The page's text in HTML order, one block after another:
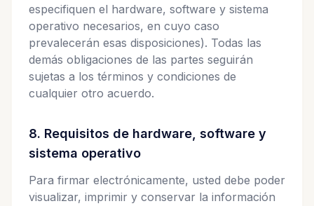
especifiquen el hardware, software y sistema
operativo necesarios, en cuyo caso
prevalecerán esas disposiciones). Todas las
demás obligaciones de las partes seguirán
sujetas a los términos y condiciones de
cualquier otro acuerdo.
8. Requisitos de hardware, software y
sistema operativo
Para firmar electrónicamente, usted debe poder
visualizar, imprimir y conservar la información